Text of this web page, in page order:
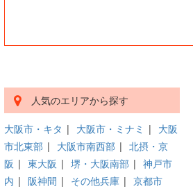
人気のエリアから探す
大阪市・キタ | 大阪市・ミナミ | 大阪
市北東部 | 大阪市南西部 | 北摂・京
阪 | 東大阪 | 堺・大阪南部 | 神戸市
内 | 阪神間 | その他兵庫 | 京都市